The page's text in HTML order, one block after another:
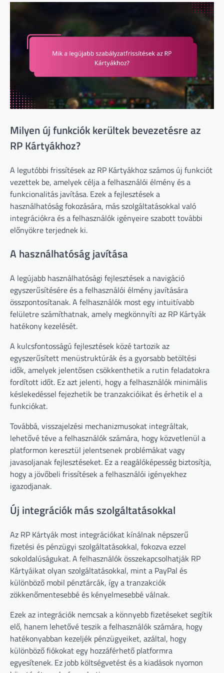
Milyen új funkciók kerültek bevezetésre az
RP Kártyákhoz?
A legutóbbi frissítések az RP Kártyákhoz számos új funkciót
vezettek be, amelyek célja a felhasználói élmény és a
funkcionalitás javítása. Ezek a fejlesztések a
használhatóság fokozására, más szolgáltatásokkal való
integrációkra és a felhasználók igényeire szabott további
előnyökre terjednek ki.
A használhatóság javítása
A legújabb használhatósági fejlesztések a navigáció
egyszerűsítésére és a felhasználói élmény javítására
összpontosítanak. A felhasználók most egy intuitívabb
felületre számíthatnak, amely megkönnyíti az RP Kártyák
hatékony kezelését.
A kulcsfontosságú fejlesztések közé tartozik az
egyszerűsített menüstruktúrák és a gyorsabb betöltési
idők, amelyek jelentősen csökkenthetik a rutin feladatokra
fordított időt. Ez azt jelenti, hogy a felhasználók minimális
késlekedéssel fejezhetik be tranzakcióikat és érhetik el a
funkciókat.
Továbbá, visszajelzési mechanizmusokat integráltak,
lehetővé téve a felhasználók számára, hogy közvetlenül a
platformon keresztül jelentsenek problémákat vagy
javasoljanak fejlesztéseket. Ez a reagálóképesség biztosítja,
hogy a jövőbeli frissítések a felhasználói igényekhez
igazodjanak.
Új integrációk más szolgáltatásokkal
Az RP Kártyák most integrációkat kínálnak népszerű
fizetési és pénzügyi szolgáltatásokkal, fokozva ezzel
sokoldalúságukat. A felhasználók összekapcsolhatják RP
Kártyáikat olyan szolgáltatásokkal, mint a PayPal és
különböző mobil pénztárcák, így a tranzakciók
zökkenőmentesebbé és kényelmesebbé válnak.
Ezek az integrációk nemcsak a könnyebb fizetéseket segítik
elő, hanem lehetővé teszik a felhasználók számára, hogy
hatékonyabban kezeljék pénzügyeiket, azáltal, hogy
különböző fiókokat egy hozzáférhető platformra
egyesítenek. Ez jobb költségvetést és a kiadások nyomon